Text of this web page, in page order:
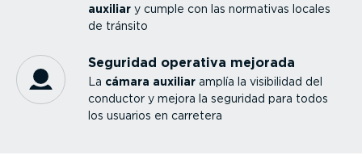
auxiliar y cumple con las normativas locales
de tránsito
Seguridad operativa mejorada
La cámara auxiliar amplía la visibilidad del
conductor y mejora la seguridad para todos
los usuarios en carretera